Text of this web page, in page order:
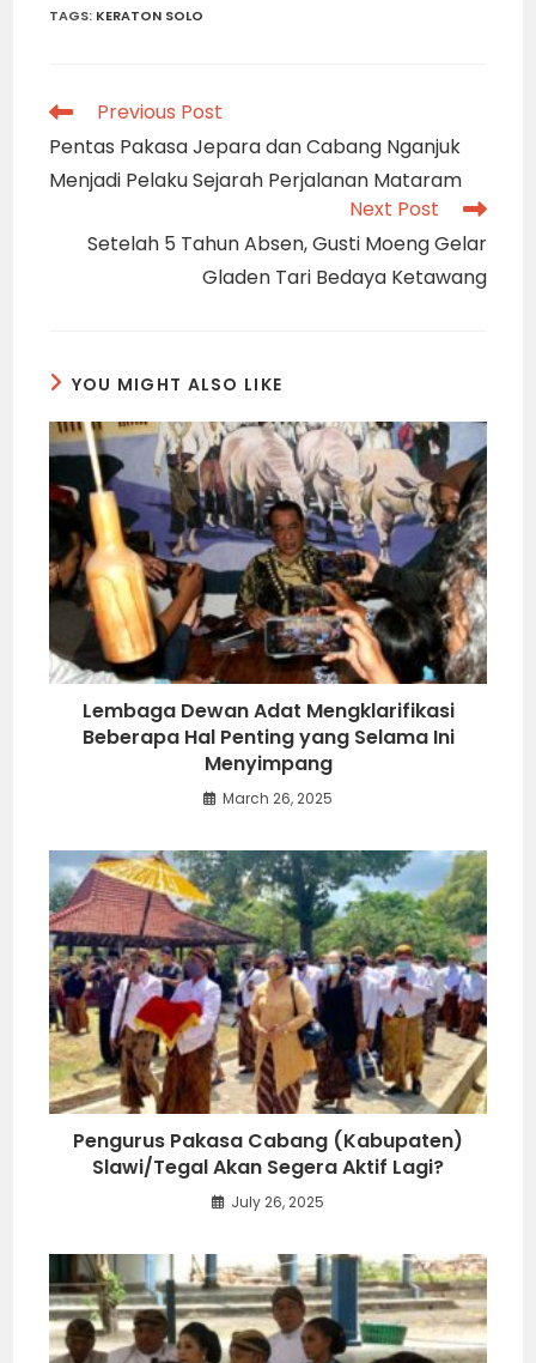
TAGS: KERATON SOLO
Read
articles
Previous Post
Pentas Pakasa Jepara dan Cabang Nganjuk
Menjadi Pelaku Sejarah Perjalanan Mataram
Next Post
Setelah 5 Tahun Absen, Gusti Moeng Gelar
Gladen Tari Bedaya Ketawang
YOU MIGHT ALSO LIKE
Lembaga Dewan Adat Mengklarifikasi
Beberapa Hal Penting yang Selama Ini
Menyimpang
March 26, 2025
Pengurus Pakasa Cabang (Kabupaten)
Slawi/Tegal Akan Segera Aktif Lagi?
July 26, 2025